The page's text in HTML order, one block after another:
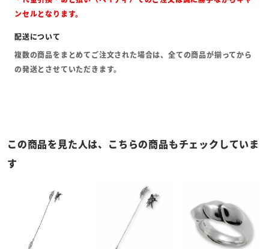
ンセルとなります。
複数の商品をまとめてご注文された場合は、全ての商品が揃ってから
の発送とさせていただきます。
この商品を見た人は、こちらの商品もチェックしていま
す